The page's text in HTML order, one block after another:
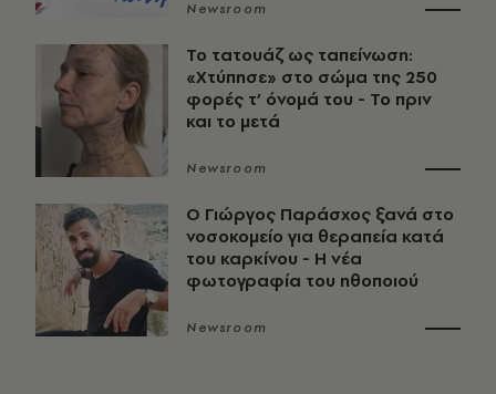
Newsroom
Το τατουάζ ως ταπείνωση:
«Χτύπησε» στο σώμα της 250
φορές τ’ όνομά του - Το πριν
και το μετά
Newsroom
O Γιώργος Παράσχος ξανά στο
νοσοκομείο για θεραπεία κατά
του καρκίνου - Η νέα
φωτογραφία του ηθοποιού
Newsroom